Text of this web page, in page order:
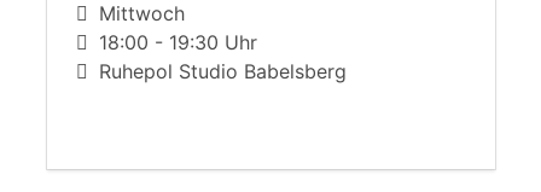
Mittwoch
18:00 - 19:30 Uhr
Ruhepol Studio Babelsberg